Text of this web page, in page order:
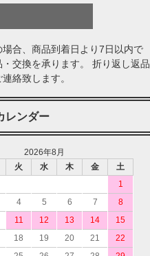
場合、商品到着日より7日以内で
・交換を承ります。 折り返し返品
絡致します。
レンダー
2026年8月
火 水 木 金
土
1
4 5 6 7
8
11 12 13 14
15
18 19 20 21
22